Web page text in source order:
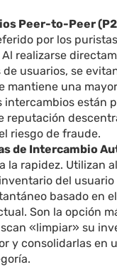
Peer-to-Peer
por los
Al realizarse
usuarios, se
mantiene una
intercambios están
reputación
riesgo de fraude.
de Intercambio
la rapidez. Utilizan
del
basado en
Son la opción
«limpiar» su
y consolidarlas en